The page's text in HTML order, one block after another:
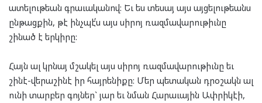
ատելութեան գրաւականով: Եւ ես տեսայ այս այցելութեանս
ընթացքին, թէ ինչպէ՛ս այս սիրոյ ռազմավարութիւնը
շինած է երկիրը:
Հայն ալ կրնայ մշակել այս սիրոյ ռազմավարութիւնը եւ
շինէ-վերաշինէ իր հայրենիքը: Մեր պետական դրօշակն ալ
ունի տարբեր գոյներ` յար եւ նման Հարաւային Ափրիկէի,